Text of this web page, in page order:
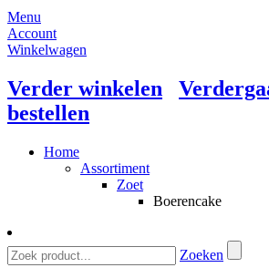
Menu
Account
Winkelwagen
Verder winkelen
bestellen
Home
Assortiment
Zoet
Boerencake
Zoeken